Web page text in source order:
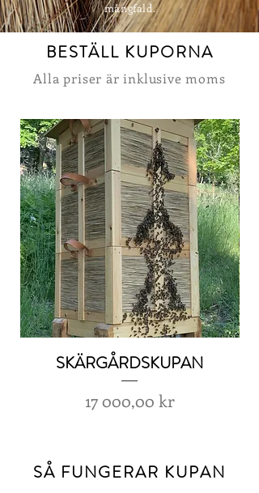
mångfald.
BESTÄLL KUPORNA
Alla priser är inklusive moms
SKÄRGÅRDSKUPAN
Pris
17 000,00 kr
SÅ FUNGERAR KUPAN